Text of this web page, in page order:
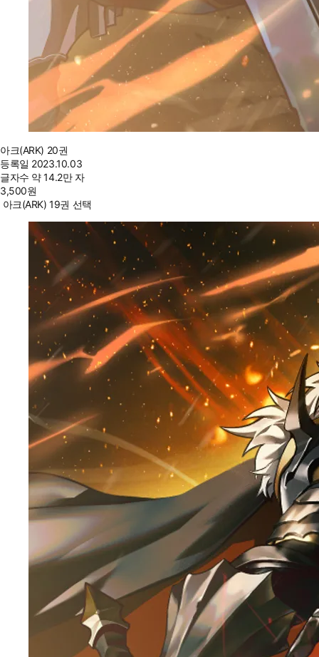
아크(ARK) 20권
등록일 2023.10.03
글자수 약 14.2만 자
3,500원
아크(ARK) 19권 선택